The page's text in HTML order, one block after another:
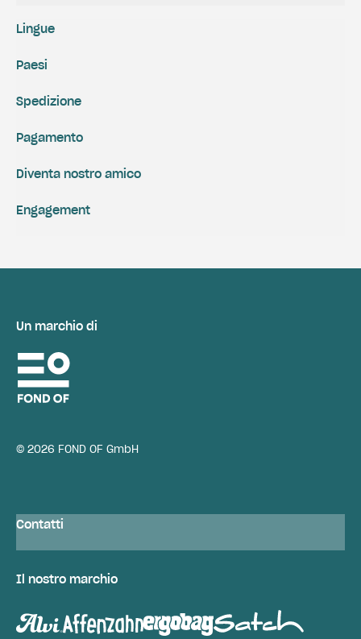
Spedizione
Pagamento
Engagement
Diventa nostro amico
Lingue
Paesi
Un marchio di
© 2026 FOND OF GmbH
Contatti
Il nostro marchio